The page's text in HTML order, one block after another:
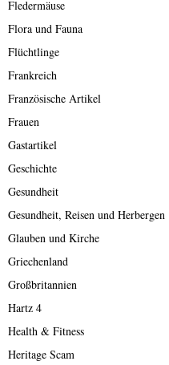
Fledermäuse
Flora und Fauna
Flüchtlinge
Frankreich
Französische Artikel
Frauen
Gastartikel
Geschichte
Gesundheit
Gesundheit, Reisen und Herbergen
Glauben und Kirche
Griechenland
Großbritannien
Hartz 4
Health & Fitness
Heritage Scam